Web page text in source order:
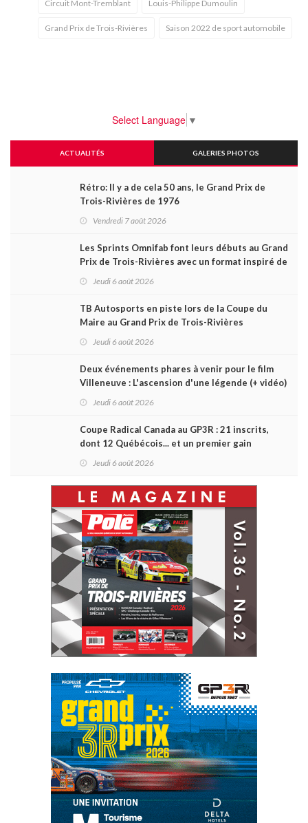
Circuit Mont-Tremblant Louis-Philippe Dumoulin
Grand Prix de Trois-Rivières Saison 2022 de sport automobile
Select Language ▼
ACTUALITÉS GALERIES PHOTOS
Rétro: Il y a de cela 50 ans, le Grand Prix de
Trois-Rivières de 1976
Vendredi 7 août 2026
Les Sprints Omnifab font leurs débuts au Grand
Prix de Trois-Rivières avec un format inspiré de
Jeudi 6 août 2026
TB Autosports en piste lors de la Coupe du
Maire au Grand Prix de Trois-Rivières
Jeudi 6 août 2026
Deux événements phares à venir pour le film
Villeneuve : L'ascension d'une légende (+ vidéo)
Jeudi 6 août 2026
Coupe Radical Canada au GP3R : 21 inscrits,
dont 12 Québécois... et un premier gain
Jeudi 6 août 2026